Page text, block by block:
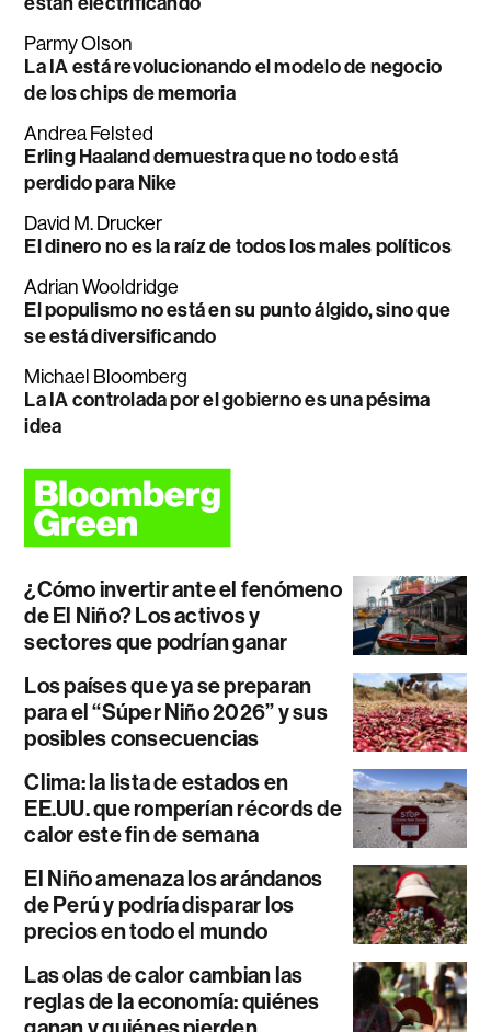
Parmy Olson
La IA está revolucionando el modelo de negocio
de los chips de memoria
Andrea Felsted
Erling Haaland demuestra que no todo está
perdido para Nike
David M. Drucker
El dinero no es la raíz de todos los males políticos
Adrian Wooldridge
El populismo no está en su punto álgido, sino que
se está diversificando
Michael Bloomberg
La IA controlada por el gobierno es una pésima
idea
¿Cómo invertir ante el fenómeno
de El Niño? Los activos y
sectores que podrían ganar
Los países que ya se preparan
para el “Súper Niño 2026” y sus
posibles consecuencias
Clima: la lista de estados en
EE.UU. que romperían récords de
calor este fin de semana
El Niño amenaza los arándanos
de Perú y podría disparar los
precios en todo el mundo
Las olas de calor cambian las
reglas de la economía: quiénes